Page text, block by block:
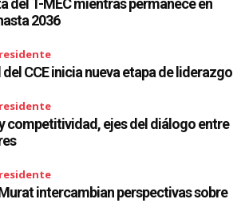
del T-MEC mientras permanece en
2036
CCE inicia nueva etapa de liderazgo
competitividad, ejes del diálogo entre
intercambian perspectivas sobre